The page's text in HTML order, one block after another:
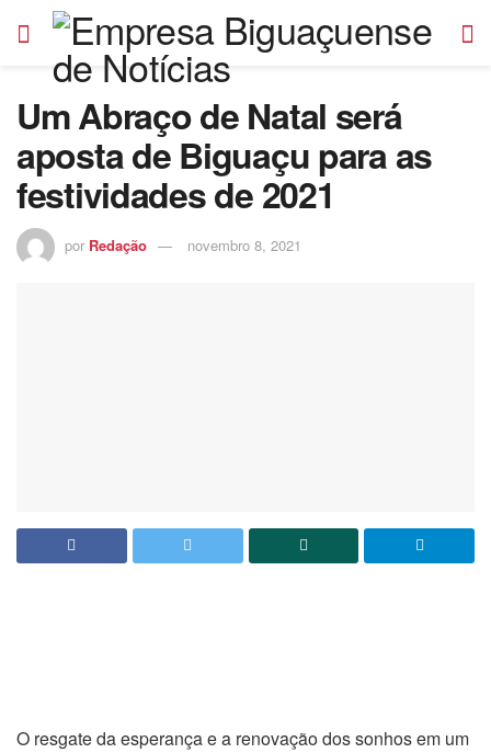
Um Abraço de Natal será
aposta de Biguaçu para as
festividades de 2021
por Redação novembro 8, 2021
O resgate da esperança e a renovação dos sonhos em um